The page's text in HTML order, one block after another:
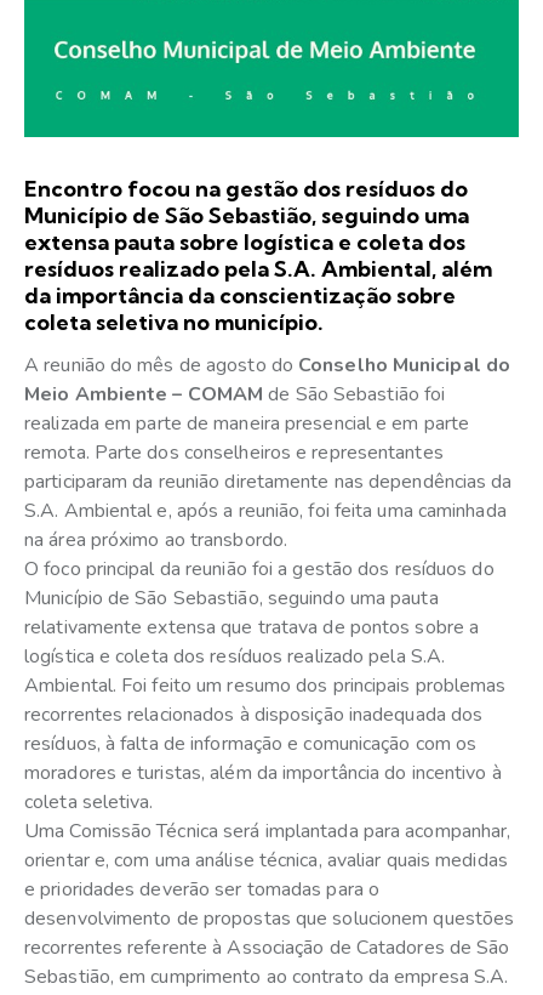
Encontro focou na gestão dos resíduos do
Município de São Sebastião, seguindo uma
extensa pauta sobre logística e coleta dos
resíduos realizado pela S.A. Ambiental, além
da importância da conscientização sobre
coleta seletiva no município.
A reunião do mês de agosto do Conselho Municipal do
Meio Ambiente – COMAM de São Sebastião foi
realizada em parte de maneira presencial e em parte
remota. Parte dos conselheiros e representantes
participaram da reunião diretamente nas dependências da
S.A. Ambiental e, após a reunião, foi feita uma caminhada
na área próximo ao transbordo.
O foco principal da reunião foi a gestão dos resíduos do
Município de São Sebastião, seguindo uma pauta
relativamente extensa que tratava de pontos sobre a
logística e coleta dos resíduos realizado pela S.A.
Ambiental. Foi feito um resumo dos principais problemas
recorrentes relacionados à disposição inadequada dos
resíduos, à falta de informação e comunicação com os
moradores e turistas, além da importância do incentivo à
coleta seletiva.
Uma Comissão Técnica será implantada para acompanhar,
orientar e, com uma análise técnica, avaliar quais medidas
e prioridades deverão ser tomadas para o
desenvolvimento de propostas que solucionem questões
recorrentes referente à Associação de Catadores de São
Sebastião, em cumprimento ao contrato da empresa S.A.